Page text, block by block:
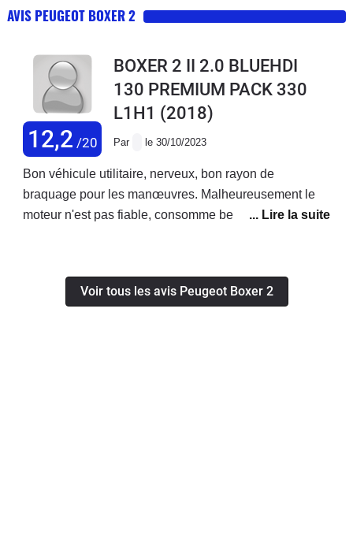
AVIS PEUGEOT BOXER 2
12,2 /20
BOXER 2 II 2.0 BLUEHDI
130 PREMIUM PACK 330
L1H1 (2018)
Par le 30/10/2023
Bon véhicule utilitaire, nerveux, bon rayon de
braquage pour les manœuvres. Malheureusement le
moteur n'est pas fiable, consomme beaucoup trop
Voir tous les avis Peugeot Boxer 2